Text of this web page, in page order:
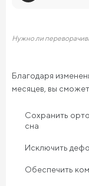
Нужно ли
Благодаря
месяцев, вы
Сохранить
сна
Исключить
Обеспечить